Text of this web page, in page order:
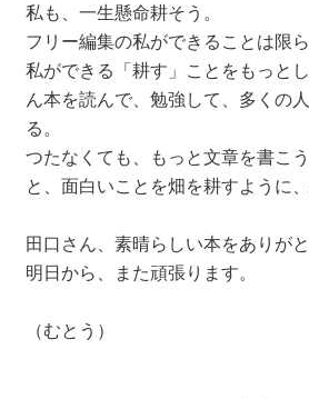
私も、一生懸命耕そう。
フリー編集の私ができることは限
私ができる「耕す」ことをもっと
ん本を読んで、勉強して、多くの
る。
つたなくても、もっと文章を書こ
と、面白いことを畑を耕すように
田口さん、素晴らしい本をありが
明日から、また頑張ります。
（むとう）